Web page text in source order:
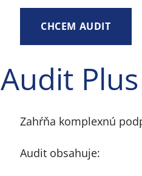
CHCEM AUDIT
Audit Plus
Zahŕňa komplexnú
Audit obsahuje: